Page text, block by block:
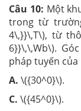
Câu 10: Một
trong từ
4\,}}\,T\), từ
6}}\,\,Wb\).
pháp tuyến
A. \({30^0}\).
C. \({45^0}\).